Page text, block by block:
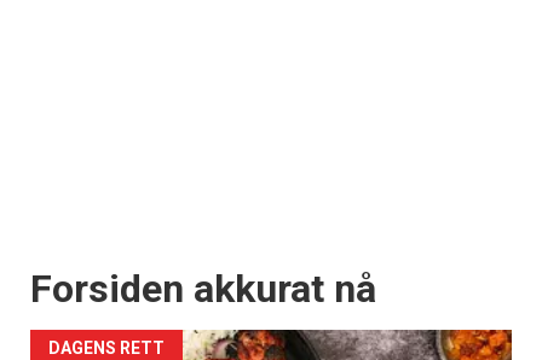
Forsiden akkurat nå
DAGENS RETT